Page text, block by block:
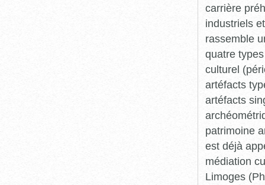
carrière
industriels
rassemble
quatre
culturel
artéfacts
artéfacts
patrimoine
est déjà
médiation
Limoges